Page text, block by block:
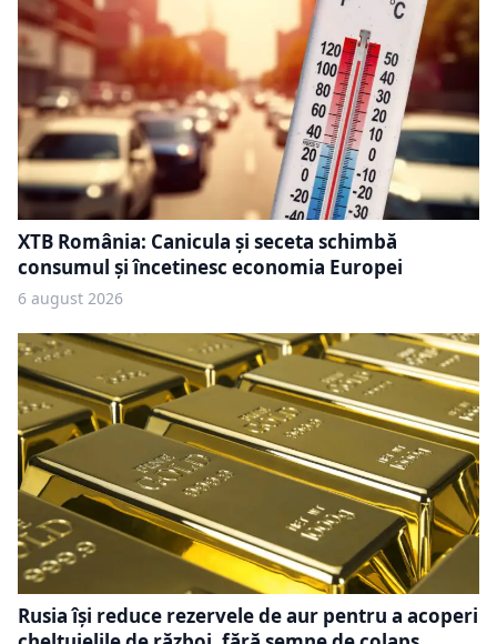
XTB România: Canicula și seceta schimbă
consumul și încetinesc economia Europei
6 august 2026
Rusia își reduce rezervele de aur pentru a acoperi